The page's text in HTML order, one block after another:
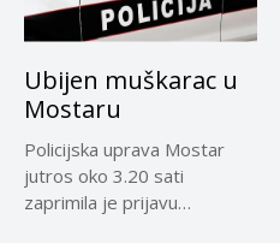
Ubijen muškarac u
Mostaru
Policijska uprava Mostar
jutros oko 3.20 sati
zaprimila je prijavu